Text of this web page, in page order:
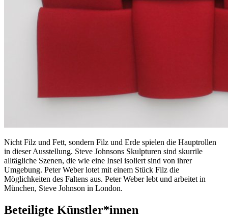
Nicht Filz und Fett, sondern Filz und Erde spielen die Hauptrollen
in dieser Ausstellung. Steve Johnsons Skulpturen sind skurrile
alltägliche Szenen, die wie eine Insel isoliert sind von ihrer
Umgebung. Peter Weber lotet mit einem Stück Filz die
Möglichkeiten des Faltens aus. Peter Weber lebt und arbeitet in
München, Steve Johnson in London.
Beteiligte Künstler*innen